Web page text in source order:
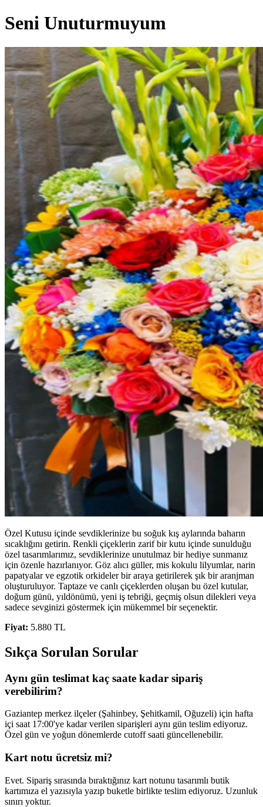
Seni Unuturmuyum
Özel Kutusu içinde sevdiklerinize bu soğuk kış aylarında baharın
sıcaklığını getirin. Renkli çiçeklerin zarif bir kutu içinde sunulduğu
özel tasarımlarımız, sevdiklerinize unutulmaz bir hediye sunmanız
için özenle hazırlanıyor. Göz alıcı güller, mis kokulu lilyumlar, narin
papatyalar ve egzotik orkideler bir araya getirilerek şık bir aranjman
oluşturuluyor. Taptaze ve canlı çiçeklerden oluşan bu özel kutular,
doğum günü, yıldönümü, yeni iş tebriği, geçmiş olsun dilekleri veya
sadece sevginizi göstermek için mükemmel bir seçenektir.
Fiyat: 5.880 TL
Sıkça Sorulan Sorular
Aynı gün teslimat kaç saate kadar sipariş
verebilirim?
Gaziantep merkez ilçeler (Şahinbey, Şehitkamil, Oğuzeli) için hafta
içi saat 17:00'ye kadar verilen siparişleri aynı gün teslim ediyoruz.
Özel gün ve yoğun dönemlerde cutoff saati güncellenebilir.
Kart notu ücretsiz mi?
Evet. Sipariş sırasında bıraktığınız kart notunu tasarımlı butik
kartımıza el yazısıyla yazıp buketle birlikte teslim ediyoruz. Uzunluk
sınırı yoktur.